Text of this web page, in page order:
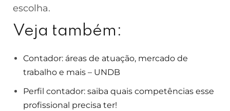
escolha.
Veja também:
Contador: áreas de atuação, mercado de
trabalho e mais – UNDB
Perfil contador: saiba quais competências esse
profissional precisa ter!